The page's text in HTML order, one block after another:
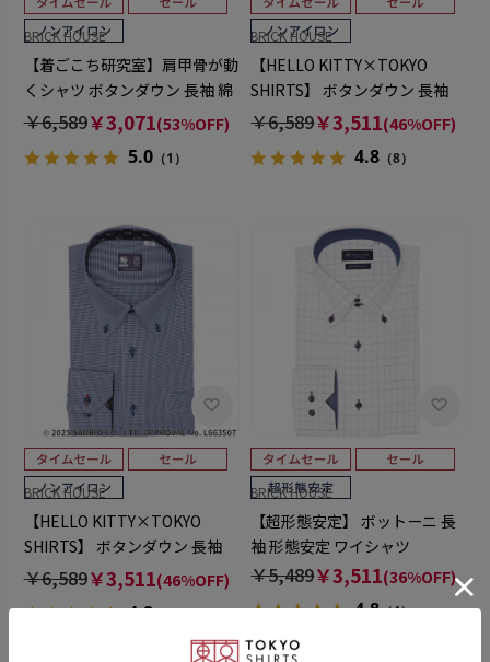
BRICK HOUSE
【着ごこち研究室】肩甲骨が動
くシャツ ボタンダウン 長袖 綿
100% 形態安定 ワイシャツ
￥6,589￥3,071(53%OFF)
5.0（1）
BRICK HOUSE
【HELLO KITTY×TOKYO
SHIRTS】 ボタンダウン 長袖
形態安定 ワイシャツ
￥6,589￥3,511(46%OFF)
4.8 （8）
BRICK HOUSE
【HELLO KITTY×TOKYO
SHIRTS】 ボタンダウン 長袖
形態安定 ワイシャツ
￥6,589￥3,511(46%OFF)
4.8（11）
BRICK HOUSE
【超形態安定】 ボットーニ 長
袖 形態安定 ワイシャツ
￥5,489￥3,511(36%OFF)
4.8（4）